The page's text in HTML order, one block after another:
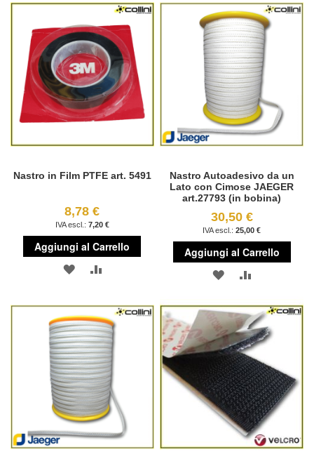
DESIDERI
LISTA
DESIDERI
Nastro in Film PTFE art. 5491
8,78 €
7,20 €
Aggiungi al Carrello
AGGIUNGI
LISTA
DESIDERI
AGGIUNGI
CONFRONTO
Nastro Autoadesivo da un
Lato con Cimose JAEGER
art.27793 (in bobina)
30,50 €
25,00 €
Aggiungi al Carrello
AGGIUNGI
LISTA
DESIDERI